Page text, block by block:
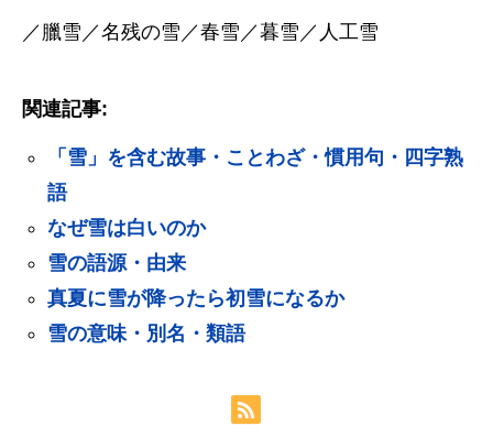
／臘雪／名残の雪／春雪／暮雪／人工雪
関連記事:
「雪」を含む故事・ことわざ・慣用句・四字熟
語
なぜ雪は白いのか
雪の語源・由来
真夏に雪が降ったら初雪になるか
雪の意味・別名・類語